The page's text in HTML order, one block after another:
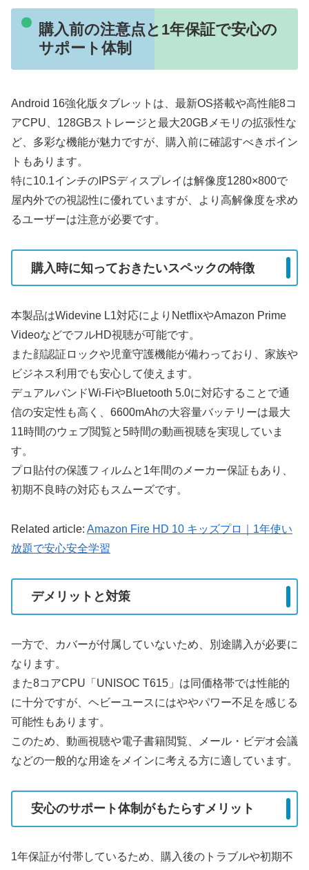
購入前の注意点と1年保証で安心の
サポート体制
Android 16強化版タブレットは、最新OS搭載や高性能8コ
アCPU、128GBストレージと最大20GBメモリの拡張性な
ど、多彩な機能が魅力ですが、購入前に確認すべきポイン
トもあります。
特に10.1インチのIPSディスプレイは解像度1280×800で
屋内外での視認性に優れていますが、より高解像度を求め
るユーザーは注意が必要です。
購入時に知っておきたいスペックの特徴
本製品はWidevine L1対応によりNetflixやAmazon Prime
VideoなどでフルHD視聴が可能です。
また顔認証ロックや児童守護機能が備わっており、家族や
ビジネス利用でも安心して使えます。
デュアルバンドWi-FiやBluetooth 5.0に対応することで通
信の安定性も高く、6600mAhの大容量バッテリーは最大
11時間のウェブ閲覧と5時間の動画視聴を実現していま
す。
プロ貼付の保護フィルムと1年間のメーカー保証もあり、
初期不良時の対応もスムーズです。
Related article: Amazon Fire HD 10 キッズプロ｜1年使い
放題で安心安全学習
デメリットと対策
一方で、カバーが付属していないため、別途購入が必要に
なります。
また8コアCPU「UNISOC T615」は同価格帯では性能的
に十分ですが、ヘビーユースにはややパワー不足を感じる
可能性もあります。
このため、動画視聴や電子書籍閲覧、メール・ビデオ会議
などの一般的な用途をメインに考える方に適しています。
安心のサポート体制がもたらすメリット
1年保証が付帯しているため、購入後のトラブルや初期不